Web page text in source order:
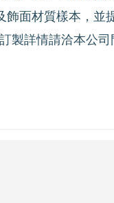
飾面材質樣本，並
製詳情請洽本公司